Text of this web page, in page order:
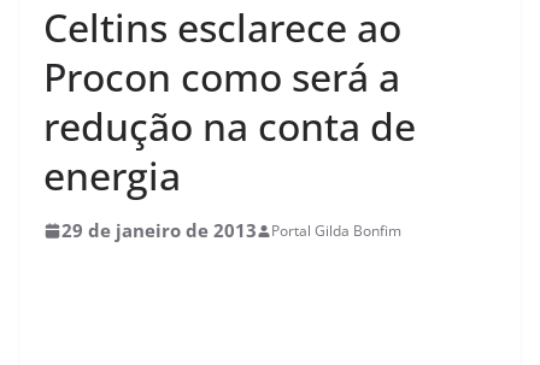
Celtins esclarece ao
Procon como será a
redução na conta de
energia
29 de janeiro de 2013 Portal Gilda Bonfim